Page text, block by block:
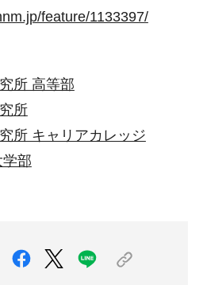
feature/1133397/
所 高等部
所
所 キャリアカレッジ
部